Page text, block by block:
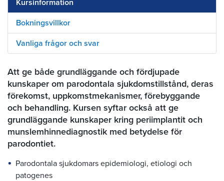
Kursinformation
Bokningsvillkor
Vanliga frågor och svar
Att ge både grundläggande och fördjupade
kunskaper om parodontala sjukdomstillstånd, deras
förekomst, uppkomstmekanismer, förebyggande
och behandling. Kursen syftar också att ge
grundläggande kunskaper kring periimplantit och
munslemhinnediagnostik med betydelse för
parodontiet.
Parodontala sjukdomars epidemiologi, etiologi och
patogenes